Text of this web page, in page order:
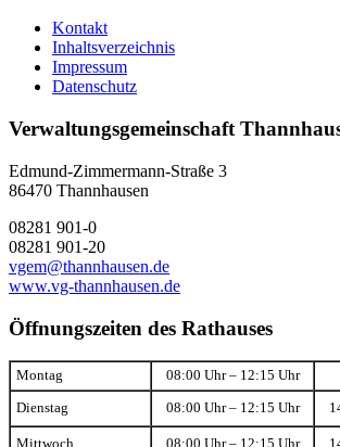
Kontakt
Inhaltsverzeichnis
Impressum
Datenschutz
Verwaltungsgemeinschaft
Edmund-Zimmermann-Straße 3
86470 Thannhausen
08281 901-0
08281 901-20
vgem@thannhausen.de
www.vg-thannhausen.de
Öffnungszeiten des Rathauses
Montag 08:00 Uhr – 12:15 Uhr
Dienstag 08:00 Uhr – 12:15 Uhr